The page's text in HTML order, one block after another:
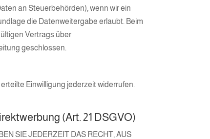
an Steuerbehörden), wenn wir ein
die Datenweitergabe erlaubt. Beim
Vertrags über
geschlossen.
Einwilligung jederzeit widerrufen.
(Art. 21 DSGVO)
SIE JEDERZEIT DAS RECHT, AUS